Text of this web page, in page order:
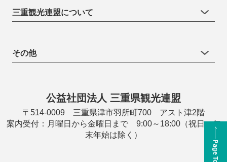
Page Top
三重観光連盟について
その他
公益社団法人 三重県観光連盟
〒514-0009 三重県津市羽所町700 アスト津2階
案内受付：月曜日から金曜日まで 9:00～18:00（祝日・年
末年始は除く）